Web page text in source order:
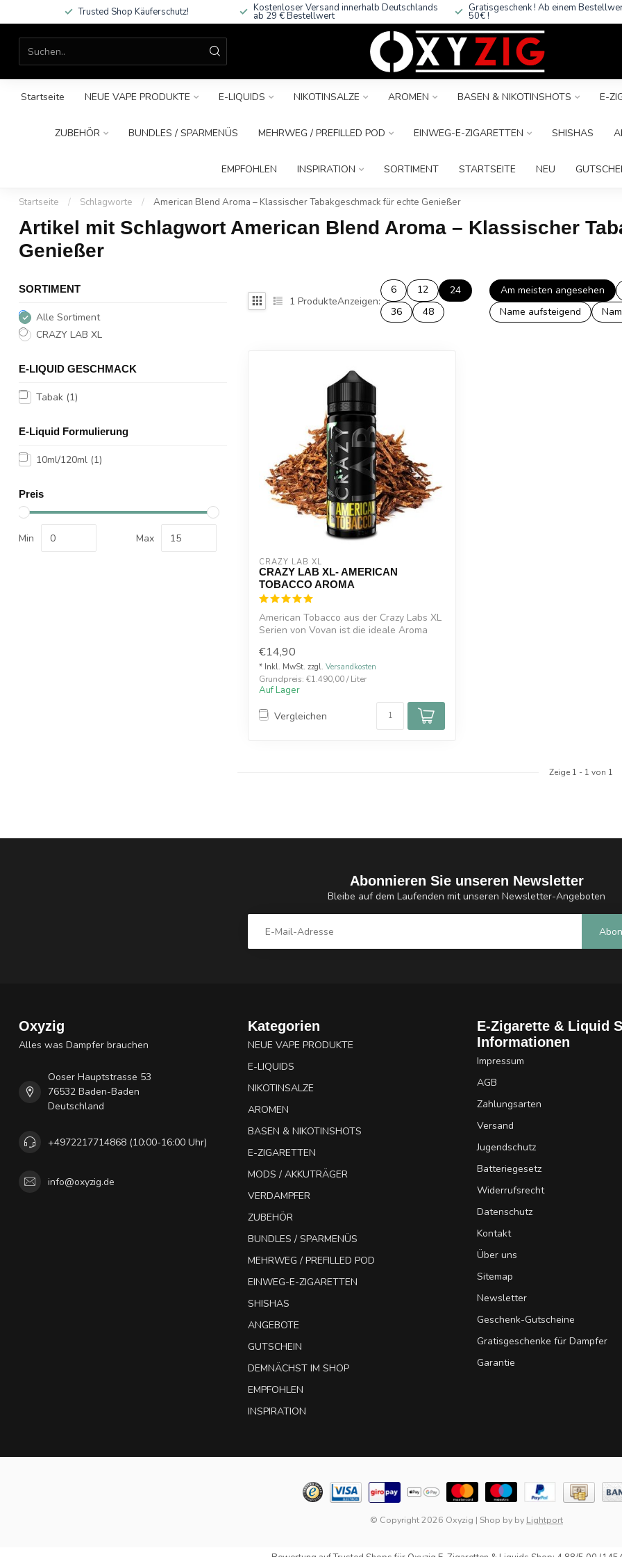
Trusted Shop Käuferschutz! Kostenloser Versand innerhalb Deutschlands
ab 29 € Bestellwert
Gratisgeschenk ! Ab einem
50€ !
Startseite NEUE VAPE PRODUKTE E-LIQUIDS NIKOTINSALZE AROMEN BASEN & NIKOTINSHOTS E-
ZUBEHÖR BUNDLES / SPARMENÜS MEHRWEG / PREFILLED POD EINWEG-E-ZIGARETTEN SHISHAS
EMPFOHLEN INSPIRATION SORTIMENT STARTSEITE NEU
Startseite / Schlagworte / American Blend Aroma – Klassischer Tabakgeschmack für echte Genießer
Artikel mit Schlagwort American Blend Aroma – Klassischer
Genießer
SORTIMENT
Alle Sortiment
CRAZY LAB XL
E-LIQUID GESCHMACK
Tabak (1)
E-Liquid Formulierung
10ml/120ml (1)
Preis
Min Max
1 ProdukteAnzeigen:
6 12
24
36
48
Am meisten angesehen
Name aufsteigend
CRAZY LAB XL
CRAZY LAB XL- AMERICAN
TOBACCO AROMA
American Tobacco aus der Crazy Labs XL
Serien von Vovan ist die ideale Aroma
€14,90
* Inkl. MwSt. zzgl. Versandkosten
Grundpreis: €1.490,00 / Liter
Auf Lager
Vergleichen
Zeige 1 - 1 von 1
Abonnieren Sie unseren Newsletter
Bleibe auf dem Laufenden mit unseren Newsletter-Angeboten
Oxyzig
Alles was Dampfer brauchen
Ooser Hauptstrasse 53
76532 Baden-Baden
Deutschland
+4972217714868 (10:00-16:00 Uhr)
info@oxyzig.de
Kategorien
NEUE VAPE PRODUKTE
E-LIQUIDS
NIKOTINSALZE
AROMEN
BASEN & NIKOTINSHOTS
E-ZIGARETTEN
MODS / AKKUTRÄGER
VERDAMPFER
ZUBEHÖR
BUNDLES / SPARMENÜS
MEHRWEG / PREFILLED POD
EINWEG-E-ZIGARETTEN
SHISHAS
ANGEBOTE
GUTSCHEIN
DEMNÄCHST IM SHOP
EMPFOHLEN
INSPIRATION
E-Zigarette & Liquid
Informationen
Impressum
AGB
Zahlungsarten
Versand
Jugendschutz
Batteriegesetz
Widerrufsrecht
Datenschutz
Kontakt
Über uns
Sitemap
Newsletter
Geschenk-Gutscheine
Gratisgeschenke für Dampfer
Garantie
© Copyright 2026 Oxyzig | Shop by by Lightport